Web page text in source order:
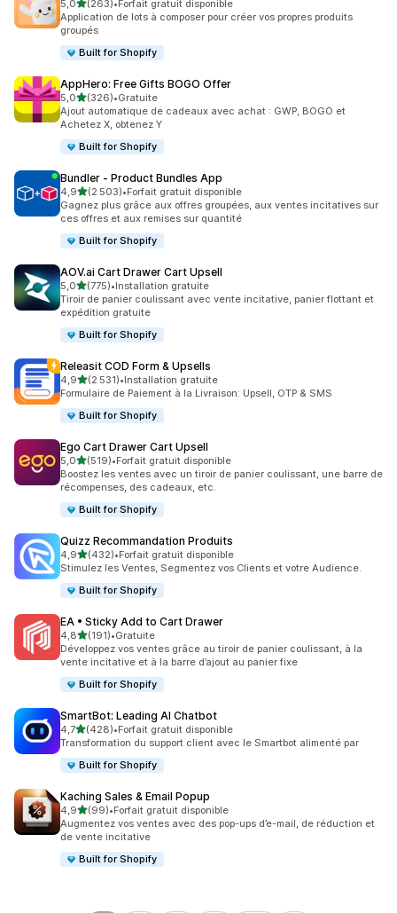
5,0étoile(s) sur 5
(263)
263 avis au total
• Forfait gratuit disponible
Application de lots à composer pour créer vos propres produits
groupés
Built for Shopify
AppHero: Free Gifts BOGO Offer
5,0étoile(s) sur 5
(326)
326 avis au total
•Gratuite
Ajout automatique de cadeaux avec achat : GWP, BOGO et
Achetez X, obtenez Y
Built for Shopify
Bundler ‑ Product Bundles App
4,9étoile(s) sur 5
(2 503)
2503 avis au total
•Forfait gratuit disponible
Gagnez plus grâce aux offres groupées, aux ventes incitatives sur
ces offres et aux remises sur quantité
Built for Shopify
AOV.ai Cart Drawer Cart Upsell
5,0étoile(s) sur 5
(775)
775 avis au total
•Installation gratuite
Tiroir de panier coulissant avec vente incitative, panier flottant et
expédition gratuite
Built for Shopify
Releasit COD Form & Upsells
4,9étoile(s) sur 5
(2 531)
2531 avis au total
•Installation gratuite
Formulaire de Paiement à la Livraison: Upsell, OTP & SMS
Built for Shopify
Ego Cart Drawer Cart Upsell
5,0étoile(s) sur 5
(519)
519 avis au total
•Forfait gratuit disponible
Boostez les ventes avec un tiroir de panier coulissant, une barre de
récompenses, des cadeaux, etc.
Built for Shopify
Quizz Recommandation Produits
4,9étoile(s) sur 5
(432)
432 avis au total
•Forfait gratuit disponible
Stimulez les Ventes, Segmentez vos Clients et votre Audience.
Built for Shopify
EA • Sticky Add to Cart Drawer
4,8étoile(s) sur 5
(191)
191 avis au total
•Gratuite
Développez vos ventes grâce au tiroir de panier coulissant, à la
vente incitative et à la barre d’ajout au panier fixe
Built for Shopify
SmartBot: Leading AI Chatbot
4,7étoile(s) sur 5
(428)
428 avis au total
•Forfait gratuit disponible
Transformation du support client avec le Smartbot alimenté par
Built for Shopify
Kaching Sales & Email Popup
4,9étoile(s) sur 5
(99)
99 avis au total
•Forfait gratuit disponible
Augmentez vos ventes avec des pop-ups d’e-mail, de réduction et
de vente incitative
Built for Shopify